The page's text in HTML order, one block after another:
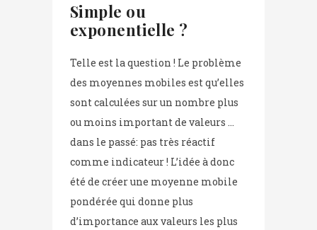
Simple ou
exponentielle ?
Telle est la question ! Le problème
des moyennes mobiles est qu’elles
sont calculées sur un nombre plus
ou moins important de valeurs …
dans le passé: pas très réactif
comme indicateur ! L’idée à donc
été de créer une moyenne mobile
pondérée qui donne plus
d’importance aux valeurs les plus